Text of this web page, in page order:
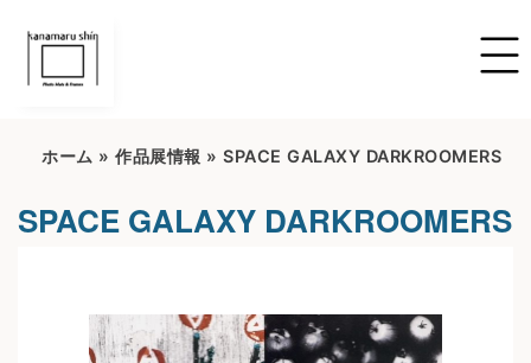
ホーム » 作品展情報 » SPACE GALAXY DARKROOMERS
SPACE GALAXY DARKROOMERS